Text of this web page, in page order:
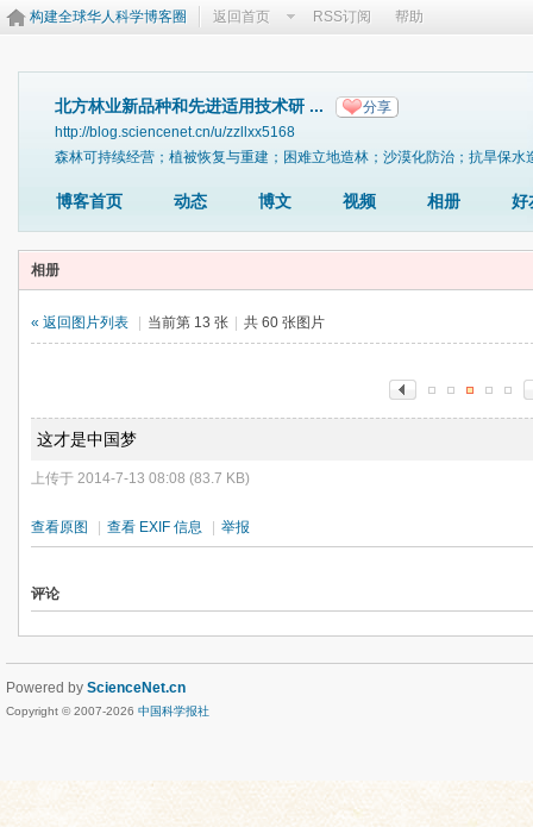
构建全球华人科学博客圈 返回首页 RSS订阅 帮助
北方林业新品种和先进适用技术研 ... 分享
http://blog.sciencenet.cn/u/zzllxx5168
森林可持续经营；植被恢复与重建；困难立地造林；沙漠化防治；抗旱保
博客首页 动态 博文 视频 相册 好
相册
« 返回图片列表 当前第 13 张 共 60 张图片
这才是中国梦
上传于 2014-7-13 08:08 (83.7 KB)
查看原图 查看 EXIF 信息 举报
评论
Powered by ScienceNet.cn
Copyright © 2007-2026 中国科学报社